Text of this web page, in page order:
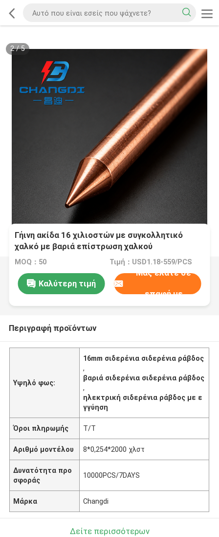
2/5
Γήινη ακίδα 16 χιλιοστών με συγκολλητικό
χαλκό με βαριά επίστρωση χαλκού
MOQ：50 Τιμή：USD1.18-559/PCS
Καλύτερη τιμή
Μας ελάτε σε
επαφή με
Περιγραφή προϊόντων
Υψηλό φως:
16mm σιδερένια σιδερένια ράβδος
,
βαριά σιδερένια σιδερένια ράβδος
,
ηλεκτρική σιδερένια ράβδος με ε
γγύηση
Όροι πληρωμής T/T
Αριθμό μοντέλου 8*0,254*2000 χλστ
Δυνατότητα προ
σφοράς
10000PCS/7DAYS
Μάρκα Changdi
Δείτε περισσότερων